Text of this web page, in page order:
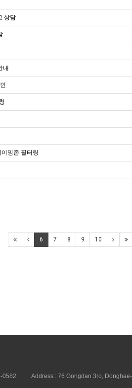
상담
내
밍존 필터링
6 7 8 9 10
0582
Address : 76 Gongdan 3ro,